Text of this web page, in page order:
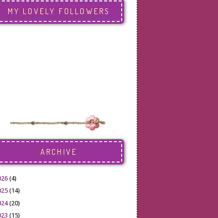
MY LOVELY FOLLOWERS
ARCHIVE
(4)
(14)
(20)
(15)